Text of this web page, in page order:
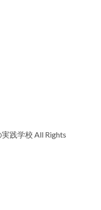
践学校 All Rights